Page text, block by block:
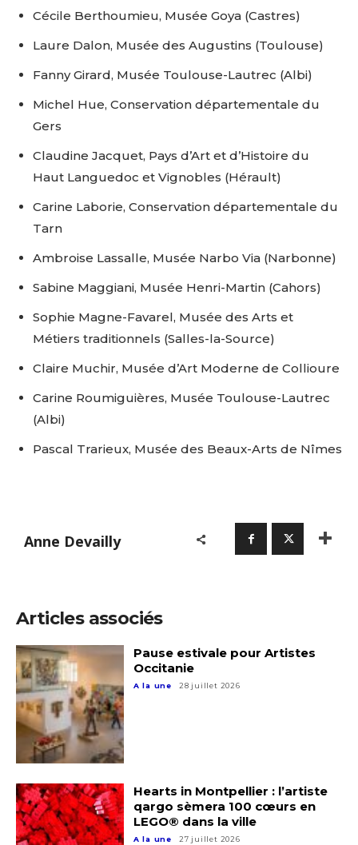
Prénom
Statut / Organisation
J'accepte lestermes et conditions
* Champ obligatoire
Adresse email*
Nom
Prénom
Statut / Organisation
Cécile Berthoumieu, Musée Goya (Castres)
Laure Dalon, Musée des Augustins (Toulouse)
Fanny Girard, Musée Toulouse-Lautrec (Albi)
Michel Hue, Conservation départementale du
Gers
Claudine Jacquet, Pays d’Art et d’Histoire du
Haut Languedoc et Vignobles (Hérault)
Carine Laborie, Conservation départementale du
Tarn
Ambroise Lassalle, Musée Narbo Via (Narbonne)
Sabine Maggiani, Musée Henri-Martin (Cahors)
Sophie Magne-Favarel, Musée des Arts et
Métiers traditionnels (Salles-la-Source)
Claire Muchir, Musée d’Art Moderne de Collioure
Carine Roumiguières, Musée Toulouse-Lautrec
(Albi)
Pascal Trarieux, Musée des Beaux-Arts de Nîmes
Anne Devailly
Articles associés
Pause estivale pour Artistes
Occitanie
A la une 28 juillet 2026
Hearts in Montpellier : l’artiste
qargo sèmera 100 cœurs en
LEGO® dans la ville
A la une 27 juillet 2026